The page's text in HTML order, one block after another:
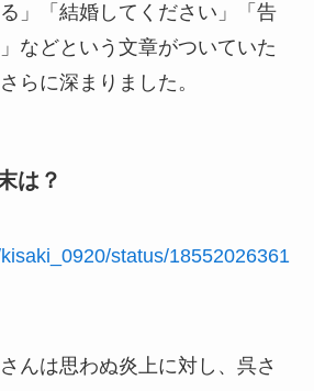
」「結婚してください」「告
などという文章がついていた
らに深まりました。
は？
status/18552026361
んは思わぬ炎上に対し、呉さ